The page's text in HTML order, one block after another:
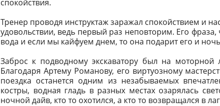
спокойствия.
Тренер проводя инструктаж заражал спокойствием и
удовольствии, ведь первый раз неповторим. Его
вода и если мы кайфуем днем, то она подарит его и
Заброс к подводному экскаватору был на моторной
Благодаря Артему Романову, его виртуозному
поездка останется одним из незабываемых
костры, водная гладь в разных местах озарялась
ночной дайв, кто то охотился, а кто то возвращался в